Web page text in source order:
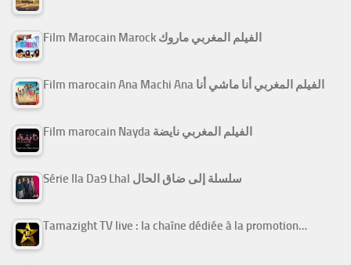
Film Marocain Marock الفيلم المغربي ماروك
Film marocain Ana Machi Ana الفيلم المغربي أنا ماشي أنا
Film marocain Nayda الفيلم المغربي نايضة
Série Ila Da9 Lhal سلسلة إلى ضاق الحال
Tamazight TV live : la chaîne dédiée à la promotion…